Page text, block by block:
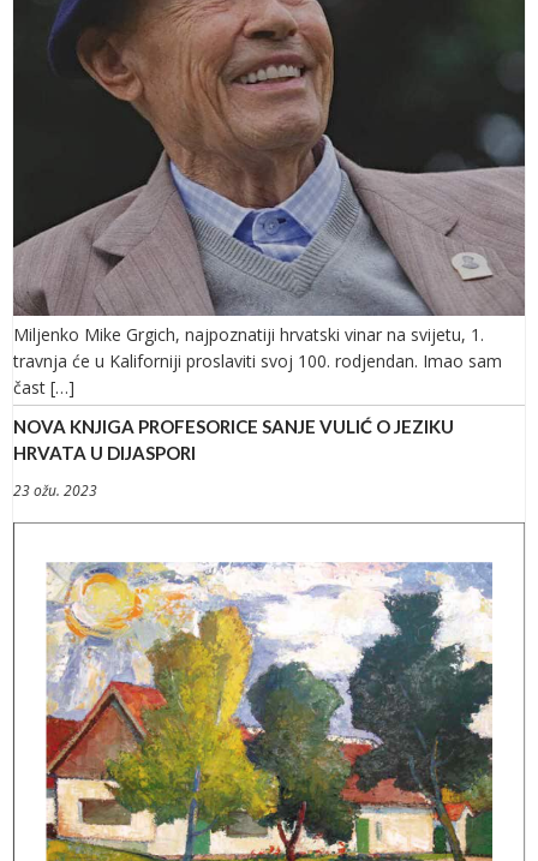
Miljenko Mike Grgich, najpoznatiji hrvatski vinar na svijetu, 1.
travnja će u Kaliforniji proslaviti svoj 100. rodjendan. Imao sam
čast […]
NOVA KNJIGA PROFESORICE SANJE VULIĆ O JEZIKU
HRVATA U DIJASPORI
23 ožu. 2023